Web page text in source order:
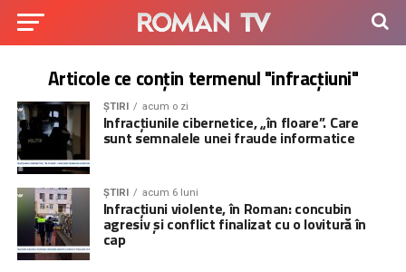
Articole ce conțin termenul "infracțiuni"
ȘTIRI acum o zi
Infracțiunile cibernetice, „în floare”. Care
sunt semnalele unei fraude informatice
ȘTIRI acum 6 luni
Infracțiuni violente, în Roman: concubin
agresiv și conflict finalizat cu o lovitură în
cap